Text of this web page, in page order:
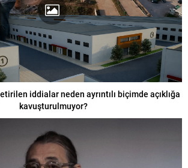
iddialar neden ayrıntılı biçimde açıklığa
kavuşturulmuyor?